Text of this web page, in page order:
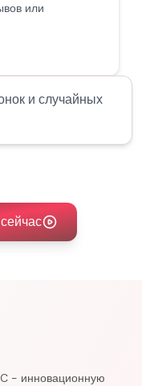
или
и случайных
- инновационную